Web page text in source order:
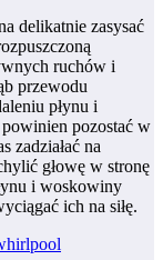
delikatnie zasysać
ruchów i
przewodu
płynu i
pozostać w
zadziałać na
głowę w stronę
i woskowiny
ich na siłę.